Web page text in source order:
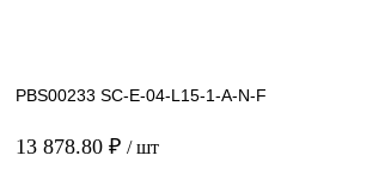
PBS00233 SC-E-04-L15-1-A-N-F
13 878.80 ₽ / шт